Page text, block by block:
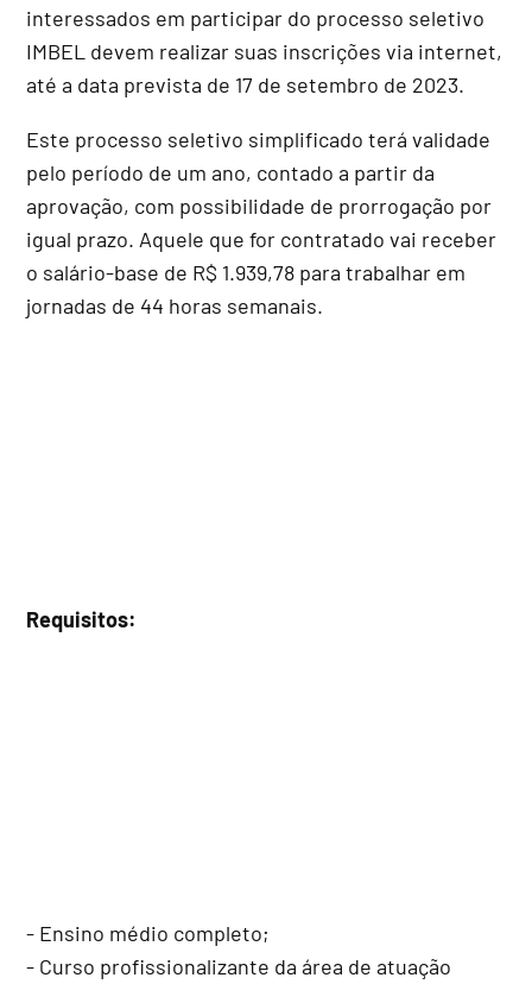
interessados em participar do processo seletivo
IMBEL devem realizar suas inscrições via internet,
até a data prevista de 17 de setembro de 2023.
Este processo seletivo simplificado terá validade
pelo período de um ano, contado a partir da
aprovação, com possibilidade de prorrogação por
igual prazo. Aquele que for contratado vai receber
o salário-base de R$ 1.939,78 para trabalhar em
jornadas de 44 horas semanais.
Requisitos:
- Ensino médio completo;
- Curso profissionalizante da área de atuação